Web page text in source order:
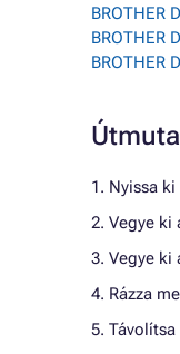
BROTHER
BROTHER
BROTHER
1. Nyissa
2. Vegye ki
3. Vegye ki
4. Rázza
5.